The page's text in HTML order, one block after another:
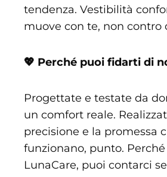
tendenza. Vestibilità
muove con te, non contro
💖 Perché puoi fidarti di
Progettate e testate da
un comfort reale.
precisione e la promessa
funzionano, punto.
LunaCare, puoi contarci